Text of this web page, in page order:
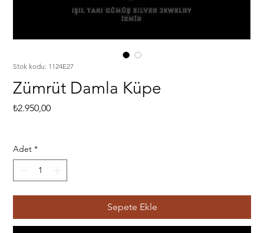
Stok kodu: 1124E27
Zümrüt Damla Küpe
₺2.950,00Fiyat
Adet *
Sepete Ekle